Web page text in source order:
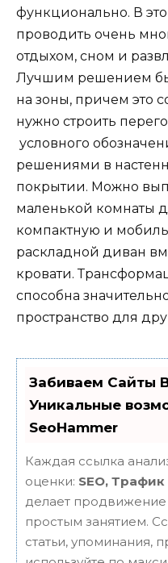
функционально. В
проводить очень
отдыхом, сном и
Лучшим решением
на зоны, причем это
нужно строить
условного
решениями в
покрытии. Можно
маленькой комнаты
компактную и
раскладной диван
кровати.
способна
пространство для
Забиваем Сайты
Уникальные
SeoHammer
Каждая ссылка
оценки: SEO, Трафик
делает
простым занятием.
статьи, упоминания,